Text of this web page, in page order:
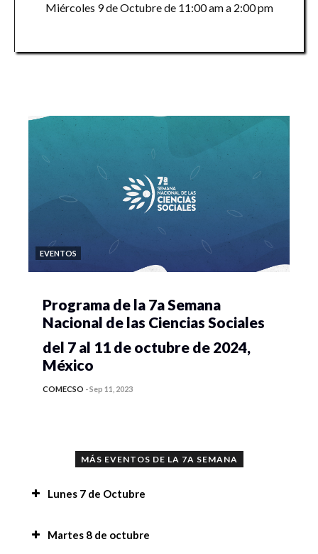
Miércoles 9 de Octubre de 11:00 am a 2:00 pm
EVENTOS
Programa de la 7a Semana
Nacional de las Ciencias Sociales
del 7 al 11 de octubre de 2024,
México
COMECSO -Sep 11, 2023
MÁS EVENTOS DE LA 7A SEMANA
Lunes 7 de Octubre
Martes 8 de octubre